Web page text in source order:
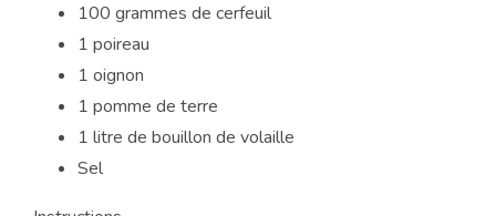
100 grammes de cerfeuil
1 poireau
1 oignon
1 pomme de terre
1 litre de bouillon de volaille
Sel